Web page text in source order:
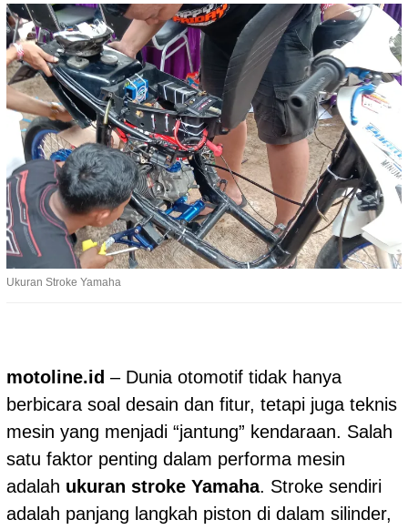
Ukuran Stroke Yamaha
motoline.id – Dunia otomotif tidak hanya
berbicara soal desain dan fitur, tetapi juga teknis
mesin yang menjadi “jantung” kendaraan. Salah
satu faktor penting dalam performa mesin
adalah ukuran stroke Yamaha. Stroke sendiri
adalah panjang langkah piston di dalam silinder,